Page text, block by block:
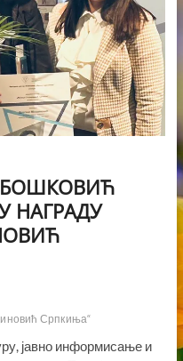
БОШКОВИЋ
НАГРАДУ
Српкиња“
јавно информисање и